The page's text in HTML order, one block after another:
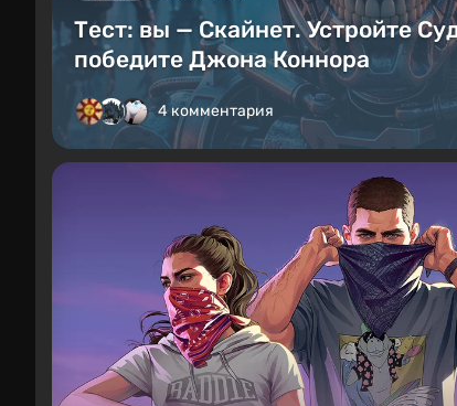
Тест: вы — Скайнет. Устройте
победите Джона Коннора
4 комментария